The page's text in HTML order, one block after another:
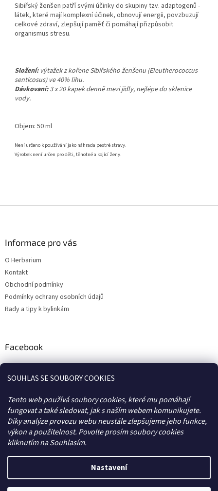
SOUHLAS SE SOUBORY COOKIES
Tento web používá soubory cookies, které mu pomáhají
fungovat a také sledovat, jak s naším webem komunikujete.
Díky analýze provozu webu neustále zlepšujeme jeho funkce,
výkon a použitelnost. Povolte prosím soubory cookies
kliknutím na Souhlasím.
Nastavení
Sibiřský ženšen patří svými účinky do skupiny tzv. adaptogenů -
látek, které mají komplexní účinek, obnovují energii, povzbuzují
celkové zdraví, zlepšují paměť či pomáhají přizpůsobit
organismus stresu.
Složení:výtažek z kořene Sibiřskéhoženšenu (Eleutherococcus
senticosus) ve 40% lihu.
Dávkovaní:3 x 20 kapek denně mezijídly, nejlépe do sklenice
vody.
Objem: 50 ml
Není určeno k používání jako náhrada pestré stravy.
Výrobek není určen pro děti, těhotné a kojící ženy.
Informace pro vás
O Herbarium
Kontakt
Obchodní podmínky
Podmínky ochrany osobních údajů
Rady a tipy k bylinkám
Facebook
BLOG KONTAKTY FB OBCHODNÍ PODMÍNKY